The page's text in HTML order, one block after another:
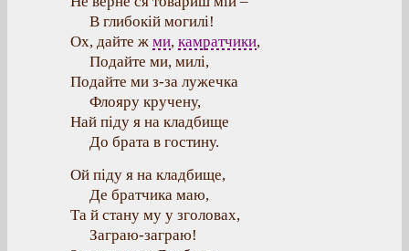
В глибокій могилі!
Ох, дайте ж ми, камратчики,
Подайте ми, милі,
Подайте ми з-за лужечка
Флояру кручену,
Най піду я на кладбище
До брата в гостину.
Ой піду я на кладбище,
Де братчика маю,
Та й стану му у зголовах,
Заграю-заграю!